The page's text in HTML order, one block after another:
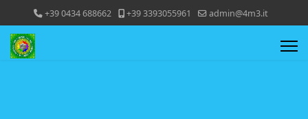
+39 0434 688662 +39 3393055961 admin@4m3.it